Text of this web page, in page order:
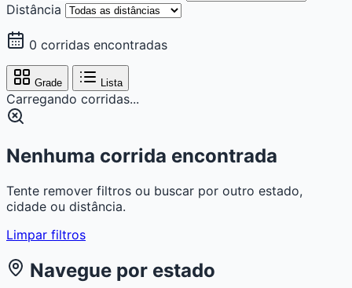
Distância
0 corridas encontradas
Grade Lista
Carregando corridas...
Nenhuma corrida encontrada
Tente remover filtros ou buscar por outro estado,
cidade ou distância.
Limpar filtros
Navegue por estado